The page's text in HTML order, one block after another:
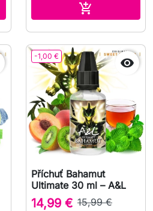

-1,00 € 
Příchuť Bahamut
Ultimate 30 ml – A&L
14,99 € 15,99 €